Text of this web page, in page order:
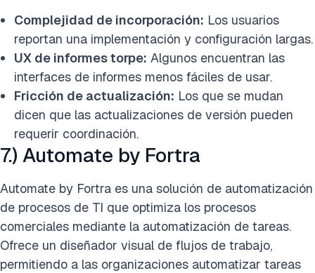
Complejidad de incorporación: Los usuarios
reportan una implementación y configuración largas.
UX de informes torpe: Algunos encuentran las
interfaces de informes menos fáciles de usar.
Fricción de actualización: Los que se mudan
dicen que las actualizaciones de versión pueden
requerir coordinación.
7.) Automate by Fortra
Automate by Fortra es una solución de automatización
de procesos de TI que optimiza los procesos
comerciales mediante la automatización de tareas.
Ofrece un diseñador visual de flujos de trabajo,
permitiendo a las organizaciones automatizar tareas